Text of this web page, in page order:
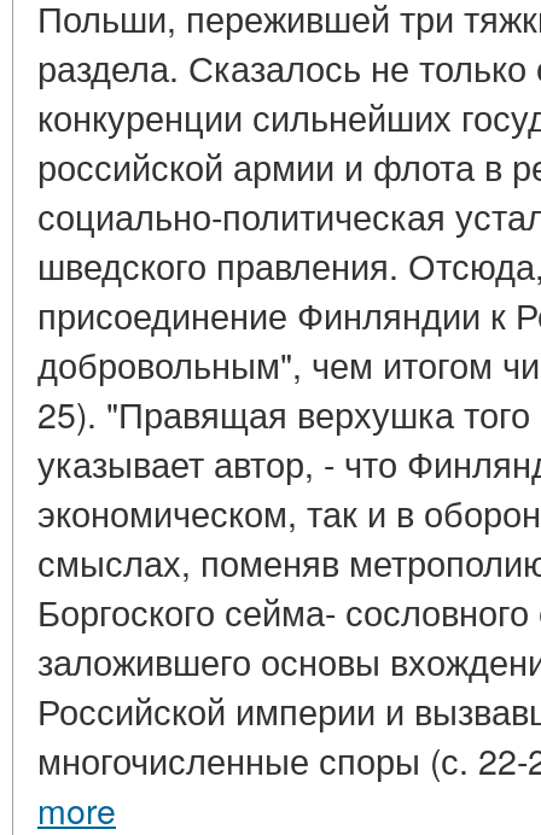
Польши, пережившей три
раздела. Сказалось не только
конкуренции сильнейших
российской армии и флота в
социально-политическая
шведского правления.
присоединение Финляндии к
добровольным", чем итогом
25). "Правящая верхушка
указывает автор, - что
экономическом, так и в
смыслах, поменяв
Боргоского сейма-
заложившего основы
Российской империи и
многочисленные споры (с.
more